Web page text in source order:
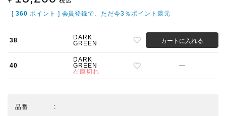
[ 360 ポイント ] 会員登録で、ただ今3％ポイント還元
38
DARK
GREEN
カートに入れる
40
DARK
GREEN
在庫切れ
—
品番